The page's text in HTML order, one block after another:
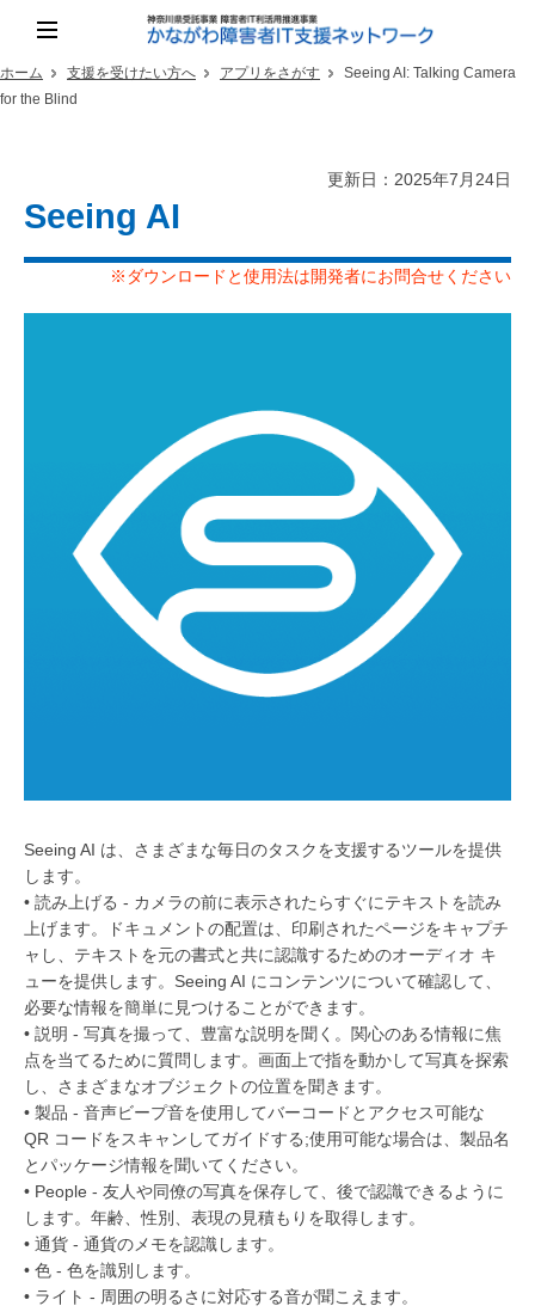
ホーム 支援を受けたい方へ アプリをさがす
Seeing AI: Talking Camera
for the Blind
更新日：2025年7月24日
Seeing AI
※ダウンロードと使用法は開発者にお問合せください
Seeing AI は、さまざまな毎日のタスクを支援するツールを提供
します。
• 読み上げる - カメラの前に表示されたらすぐにテキストを読み
上げます。ドキュメントの配置は、印刷されたページをキャプチ
ャし、テキストを元の書式と共に認識するためのオーディオ キ
ューを提供します。Seeing AI にコンテンツについて確認して、
必要な情報を簡単に見つけることができます。
• 説明 - 写真を撮って、豊富な説明を聞く。関心のある情報に焦
点を当てるために質問します。画面上で指を動かして写真を探索
し、さまざまなオブジェクトの位置を聞きます。
• 製品 - 音声ビープ音を使用してバーコードとアクセス可能な
QR コードをスキャンしてガイドする;使用可能な場合は、製品名
とパッケージ情報を聞いてください。
• People - 友人や同僚の写真を保存して、後で認識できるように
します。年齢、性別、表現の見積もりを取得します。
• 通貨 - 通貨のメモを認識します。
• 色 - 色を識別します。
• ライト - 周囲の明るさに対応する音が聞こえます。